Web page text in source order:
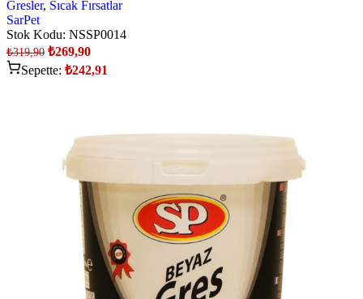
Gresler, Sıcak Fırsatlar
SarPet
Stok Kodu: NSSP0014
₺319,90 ₺269,90
Sepette: ₺242,91